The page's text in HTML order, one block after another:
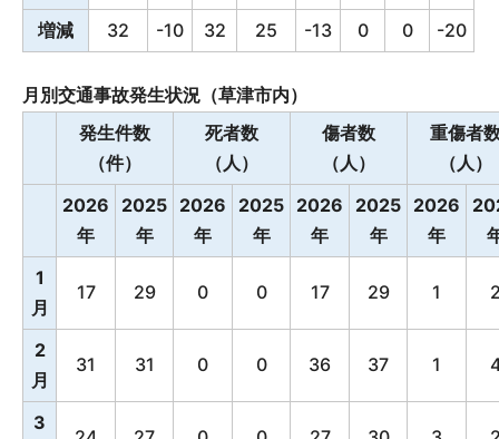
増減 32 -10 32 25 -13 0 0 -20
月別交通事故発生状況（草津市内）
発生件数
（件）
死者数
（人）
傷者数
（人）
重傷者
（人）
2026
年
2025
年
2026
年
2025
年
2026
年
2025
年
2026
年
1
月
17 29 0 0 17 29 1
2
月
31 31 0 0 36 37 1
3